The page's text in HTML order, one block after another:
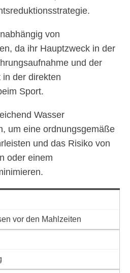
von
da ihr Hauptzweck in der
und der
der direkten
Sport.
Wasser
um eine ordnungsgemäße
und das Risiko von
oder einem
vor den Mahlzeiten